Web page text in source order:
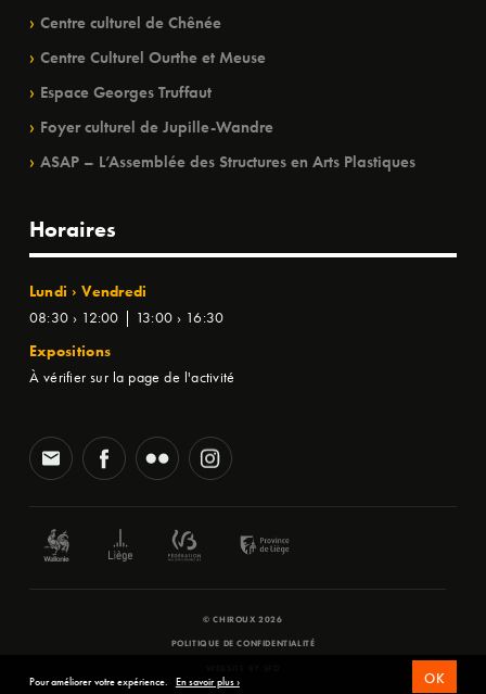
Centre culturel de Chênée
Centre Culturel Ourthe et Meuse
Espace Georges Truffaut
Foyer culturel de Jupille-Wandre
ASAP – L’Assemblée des Structures en Arts Plastiques
Horaires
Lundi › Vendredi
08:30 › 12:00 | 13:00 › 16:30
Expositions
À vérifier sur la page de l'activité
© CHIROUX 2026
POLITIQUE DE CONFIDENTIALITÉ
Pour améliorer votre expérience. En savoir plus › OK